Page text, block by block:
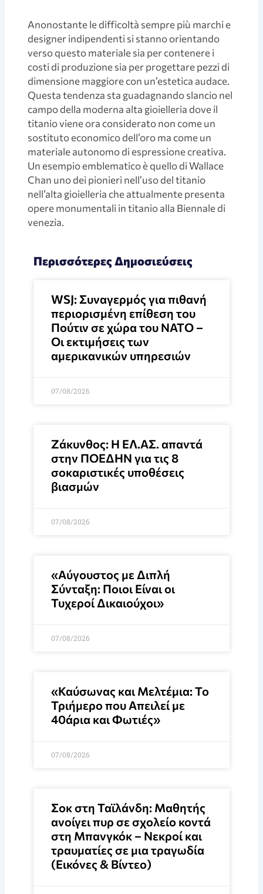
Anonostante le difficoltà sempre più marchi e
designer indipendenti si stanno orientando
verso questo materiale sia per contenere i
costi di produzione sia per progettare pezzi di
dimensione maggiore con un’estetica audace.
Questa tendenza sta guadagnando slancio nel
campo della moderna alta gioielleria dove il
titanio viene ora considerato non come un
sostituto economico dell’oro ma come un
materiale autonomo di espressione creativa.
Un esempio emblematico è quello di Wallace
Chan uno dei pionieri nell’uso del titanio
nell’alta gioielleria che attualmente presenta
opere monumentali in titanio alla Biennale di
venezia.
Περισσότερες Δημοσιεύσεις
WSJ: Συναγερμός για πιθανή
περιορισμένη επίθεση του
Πούτιν σε χώρα του ΝΑΤΟ –
Οι εκτιμήσεις των
αμερικανικών υπηρεσιών
07/08/2026
Ζάκυνθος: Η ΕΛ.ΑΣ. απαντά
στην ΠΟΕΔΗΝ για τις 8
σοκαριστικές υποθέσεις
βιασμών
07/08/2026
«Αύγουστος με Διπλή
Σύνταξη: Ποιοι Είναι οι
Τυχεροί Δικαιούχοι»
07/08/2026
«Καύσωνας και Μελτέμια: Το
Τριήμερο που Απειλεί με
40άρια και Φωτιές»
07/08/2026
Σοκ στη Ταϊλάνδη: Μαθητής
ανοίγει πυρ σε σχολείο κοντά
στη Μπανγκόκ – Νεκροί και
τραυματίες σε μια τραγωδία
(Εικόνες & Βίντεο)